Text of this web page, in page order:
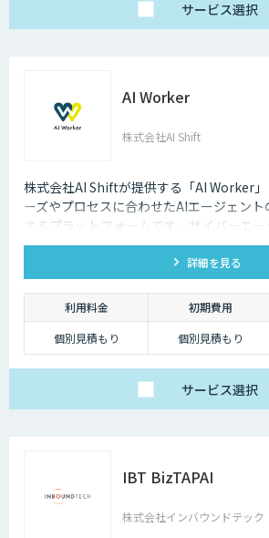
サービス選択
AI Worker
株式会社AI Shift
株式会社AI Shiftが提供する「AI Worker
ーズやプロセスに合わせたAIエージェン
するプラットフォームです。サイバーエ
模言語モデルの開発知見と、当社の生成
かし開発しました。 当社では、AIエージ
ら、導入後の運用や定着まで一気通貫で
で、お気軽にご相談ください。
詳細を見る
利用料金 初期費用
個別見積もり
個別見積もり
サービス選択
IBT BizTAPAI
株式会社インバウンドテック